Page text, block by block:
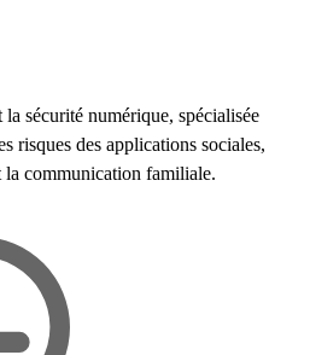
sécurité numérique, spécialisée
risques des applications sociales,
la communication familiale.